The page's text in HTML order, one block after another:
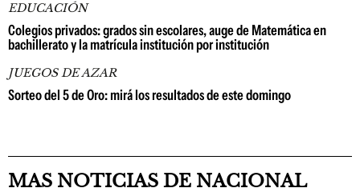
EDUCACIÓN
Colegios privados: grados sin escolares, auge de Matemática en
bachillerato y la matrícula institución por institución
JUEGOS DE AZAR
Sorteo del 5 de Oro: mirá los resultados de este domingo
MAS NOTICIAS DE NACIONAL